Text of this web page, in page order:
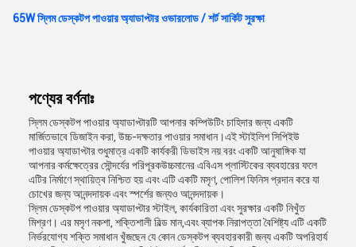
65W স্লিম ডেস্কটপ পাওয়ার অ্যাডাপ্টার ওভারলোড / শর্ট সার্কিট সুরক্ষা
পণ্যের বর্ণনাঃ
স্লিম ডেস্কটপ পাওয়ার অ্যাডাপ্টারটি আপনার কম্পিউটিং চাহিদার জন্য একটি
মার্জিতভাবে ডিজাইন করা, উচ্চ-দক্ষতার পাওয়ার সমাধান।এই স্টাইলিশ সিপিইউ
পাওয়ার অ্যাডাপ্টার শুধুমাত্র একটি কার্যকরী ডিভাইস নয় বরং একটি আনুষাঙ্গিক যা
আপনার কর্মক্ষেত্রের সৌন্দর্যের পরিপূরকউচ্চমানের এবিএস প্লাস্টিকের ব্যবহারের ফলে
এটির নির্মাণে স্থায়িত্ব নিশ্চিত হয় এবং এটি একটি মসৃণ, পোলিশ ফিনিস প্রদান করে যা
চোখের জন্য আনন্দদায়ক এবং স্পর্শের জন্যও আনন্দদায়ক।
স্লিম ডেস্কটপ পাওয়ার অ্যাডাপ্টার স্টাইল, কার্যকারিতা এবং সুরক্ষার একটি নিখুঁত
মিশ্রণ। এর মসৃণ নকশা, শক্তিশালী বিল্ড মান,এবং ব্যাপক নিরাপত্তা বৈশিষ্ট্য এটি একটি
নির্ভরযোগ্য শক্তি সমাধান খুঁজছেন যে কোন ডেস্কটপ ব্যবহারকারী জন্য একটি অপরিহার্য